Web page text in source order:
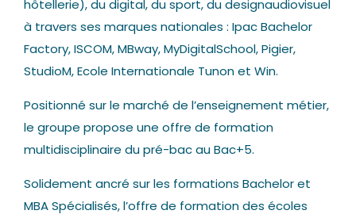
hôtellerie), du digital, du sport, du designaudiovisuel
à travers ses marques nationales : Ipac Bachelor
Factory, ISCOM, MBway, MyDigitalSchool, Pigier,
StudioM, Ecole Internationale Tunon et Win.
Positionné sur le marché de l’enseignement métier,
le groupe propose une offre de formation
multidisciplinaire du pré-bac au Bac+5.
Solidement ancré sur les formations Bachelor et
MBA Spécialisés, l’offre de formation des écoles